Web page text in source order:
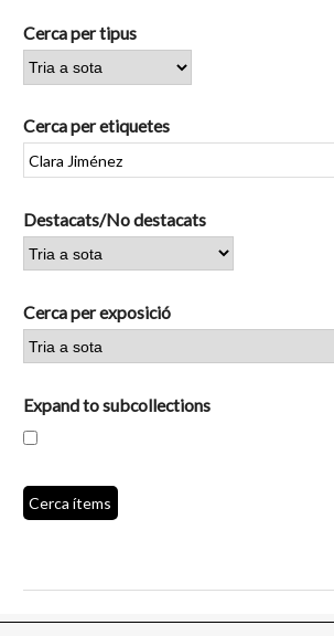
Cerca per tipus
Cerca per etiquetes
Destacats/No destacats
Cerca per exposició
Expand to subcollections